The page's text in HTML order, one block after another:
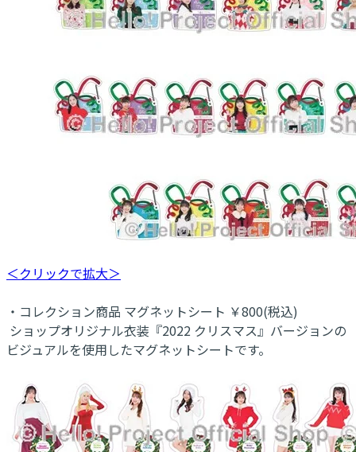
＜クリックで拡大＞
・コレクション商品 マグネットシート ￥800(税込)
ショップオリジナル衣装『2022 クリスマス』バージョンの
ビジュアルを使用したマグネットシートです。